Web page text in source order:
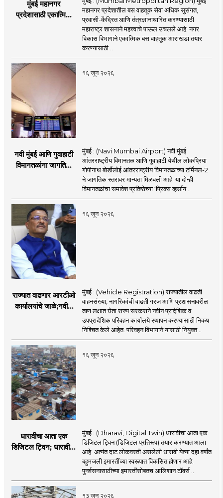
मुंबई महानगर
प्रदेशासाठी एकात्मिक
महानगर प्रदेशातील बस वाहतूक सेवा अधिक सुसंगत,
प्रवासी-केंद्रित आणि तंत्रज्ञानाधारित करण्यासाठी
महाराष्ट्र शासनाने महत्त्वाचे पाऊल उचलले आहे. नगर
विकास विभागाने एकात्मिक बस वाहतूक आराखडा तयार
करण्यासाठी ..
१६ जून २०२६
नवी मुंबई आणि गुवाहाटी
विमानतळांना जागतिक
मुंबई : (Navi Mumbai Airport) नवी मुंबई
आंतरराष्ट्रीय विमानतळ आणि गुवाहाटी येथील लोकप्रिया
गोपीनाथ बोर्डोलोई आंतरराष्ट्रीय विमानतळाच्या टर्मिनल-2
ने जागतिक स्तरावर मान्यता मिळवली आहे. या दोन्ही
विमानतळांचा समावेश प्रतिष्ठेच्या ‘प्रिक्स व्हर्साय ..
१६ जून २०२६
राज्यात वाढणार आरटीओ
कार्यालयांचे जाळे;नवीन
मुंबई : (Vehicle Registration) राज्यातील वाढती
वाहनसंख्या, नागरिकांची वाढती गरज आणि प्रशासनावरील
ताण लक्षात घेता राज्य सरकराने नवीन प्रादेशिक व
उपप्रादेशिक परिवहन कार्यालये स्थापन करण्यासाठी निकष
निश्चित केले आहेत. परिवहन विभागाने यासाठी नियुक्त ..
१६ जून २०२६
धारावीचा आता एक
डिजिटल ट्विन; धारावीची
मुंबई : (Dharavi, Digital Twin) धारावीचा आता एक
डिजिटल ट्विन (डिजिटल प्रतिरूप) तयार करण्यात आला
आहे. अत्यंत दाट लोकवस्ती असलेली धारावी येत्या दहा वर्षांत
बहुमजली इमारतींच्या स्वरूपात विकसित होणार आहे.
पुनर्वसनासाठीच्या इमारतींसोबतच आलिशान टॉवर्स ..
१३ जून २०२६